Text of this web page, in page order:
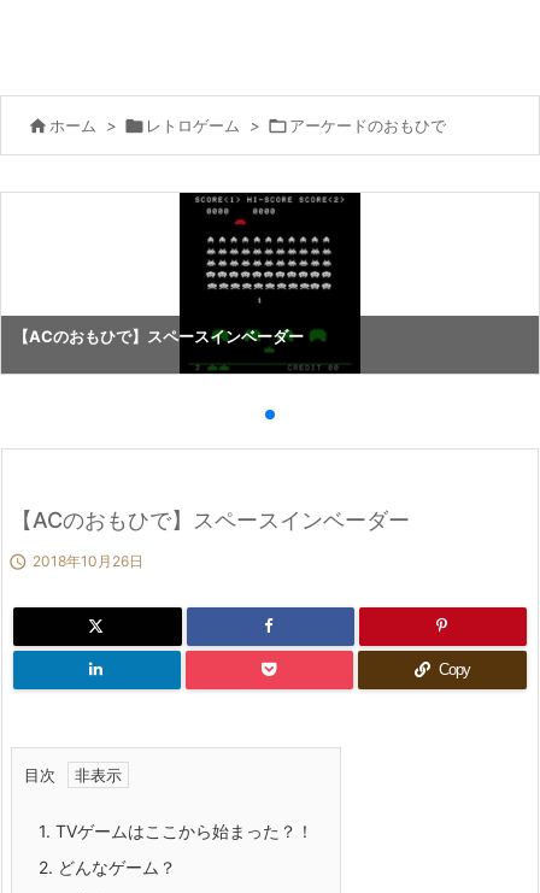
 ホーム >  レトロゲーム > アーケードのおもひで
【ACのおもひで】スペースインベーダー
【ACのおもひで】スペースインベーダー
 2018年10月26日
Copy
目次
1. TVゲームはここから始まった？！
2. どんなゲーム？